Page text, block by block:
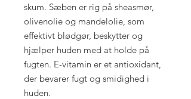
skum. Sæben er rig på sheasmør,
olivenolie og mandelolie, som
effektivt blødgør, beskytter og
hjælper huden med at holde på
fugten. E-vitamin er et antioxidant,
der bevarer fugt og smidighed i
huden.